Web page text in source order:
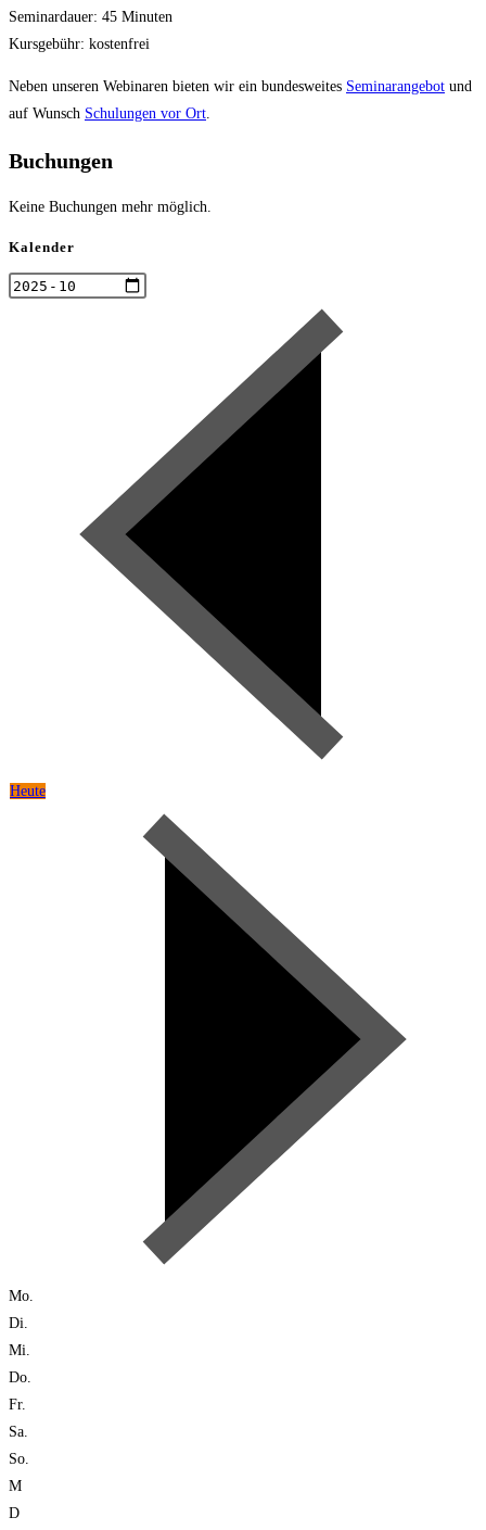
Seminardauer: 45 Minuten
Kursgebühr: kostenfrei
Neben unseren Webinaren bieten wir ein bundesweites Seminarangebot und
auf Wunsch Schulungen vor Ort.
Buchungen
Keine Buchungen mehr möglich.
Kalender
Heute
Mo.
Di.
Mi.
Do.
Fr.
Sa.
So.
M
D